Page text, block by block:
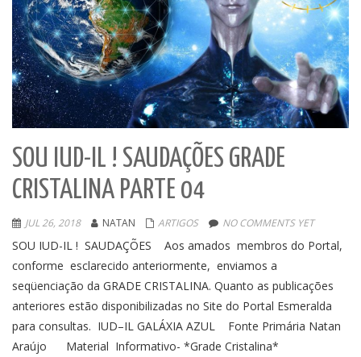
SOU IUD-IL ! SAUDAÇÕES GRADE
CRISTALINA PARTE 04
JUL 26, 2018 NATAN ARTIGOS NO COMMENTS YET
SOU IUD-IL ! SAUDAÇÕES Aos amados membros do Portal,
conforme esclarecido anteriormente, enviamos a
seqüenciação da GRADE CRISTALINA. Quanto as publicações
anteriores estão disponibilizadas no Site do Portal Esmeralda
para consultas. IUD–IL GALÁXIA AZUL Fonte Primária Natan
Araújo Material Informativo- *Grade Cristalina*